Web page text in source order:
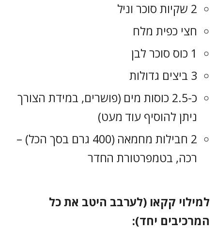
2 שקיות סוכר וניל
חצי כפית מלח
1 כוס סוכר לבן
3 ביצים גדולות
כ-2.5 כוסות מים (פושרים, במידת הצורך
ניתן להוסיף עוד מעט)
2 חבילות מחמאה (400 גרם בסך הכל) –
רכה, בטמפרטורת החדר
למילוי קקאו (לערבב היטב את כל
המרכיבים יחד):